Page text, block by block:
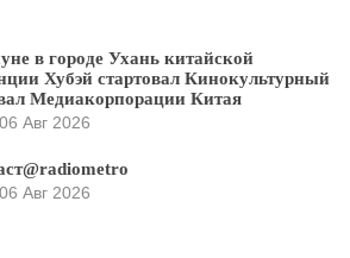
в городе Ухань китайской
Хубэй стартовал Кинокультурный
Медиакорпорации Китая
06 Авг 2026
06 Авг 2026